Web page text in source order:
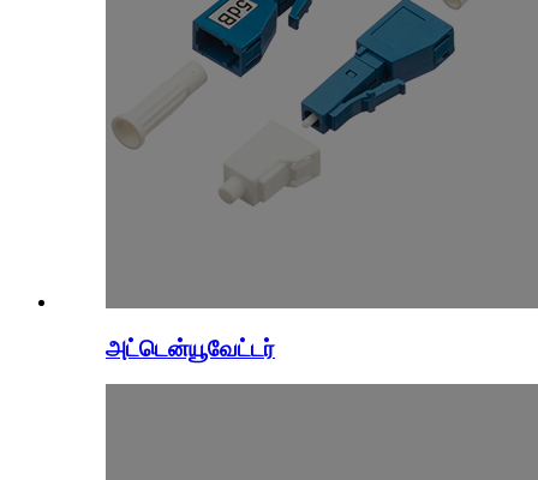
அட்டென்யூவேட்டர்